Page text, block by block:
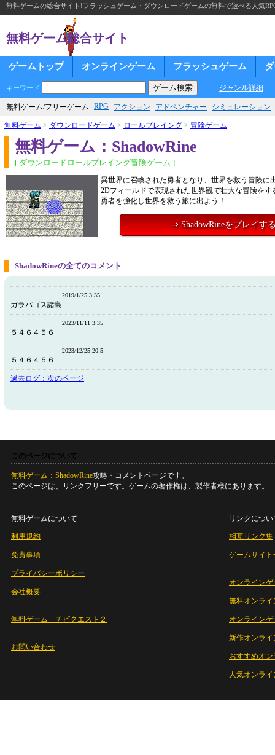
無料ゲームの総合サイト!フラッシュゲーム・ダウンロードゲームの無料で遊べる人気
無料ゲーム総合サイト
ゲームトップ オンラインゲーム フラッシュゲーム
キーワード ジャンル詳細
無料ゲーム/フリーゲーム RPG アクション アドベンチャー シミュレーション
無料ゲーム > ダウンロードゲーム > ロールプレイング > 冒険ゲーム
無料ゲーム：ShadowRine
[ ダウンロードロールプレイング冒険ゲーム ]
異世界に召喚された勇者となり、世界を救う冒険に
2Dフィールドで表現された世界観で壮大な冒険をす
勇者を強化し世界を救う旅に出よう！
⇒ ShadowRineをプレイす
ShadowRineの全てのコメント
2019/1/25 3:35
ガラパゴス諸島
2023/11/11 3:35
５４６４５６
2023/12/25 20:5
５４６４５６
過去ログ：次のページ
このページについて
無料ゲーム：ShadowRine攻略・コメントページです。
このページは、リンクフリーです。ゲームの著作権は、製作者様にあります。
無料ゲームについて
利用規約
免責事項
プライバシーポリシー
会社概要
無料ゲーム チビクエスト２
お問い合わせ
リンクについ
相互リンク集
ゲームサイト
オンラインゲ
無料オンライ
オンライン
新作オンライ
おすすめオ
人気オンラ